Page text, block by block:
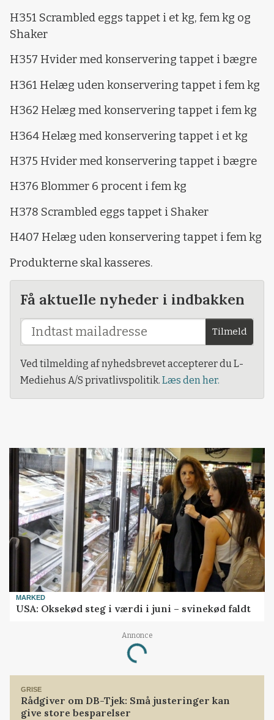
H351 Scrambled eggs tappet i et kg, fem kg og
Shaker
H357 Hvider med konservering tappet i bægre
H361 Helæg uden konservering tappet i fem kg
H362 Helæg med konservering tappet i fem kg
H364 Helæg med konservering tappet i et kg
H375 Hvider med konservering tappet i bægre
H376 Blommer 6 procent i fem kg
H378 Scrambled eggs tappet i Shaker
H407 Helæg uden konservering tappet i fem kg
Produkterne skal kasseres.
Få aktuelle nyheder i indbakken
Tilmeld
Ved tilmelding af nyhedsbrevet accepterer du L-
Mediehus A/S privatlivspolitik. Læs den her.
MARKED
USA: Oksekød steg i værdi i juni – svinekød faldt
Annonce
Loading...
GRISE
Rådgiver om DB-Tjek: Små justeringer kan
give store besparelser